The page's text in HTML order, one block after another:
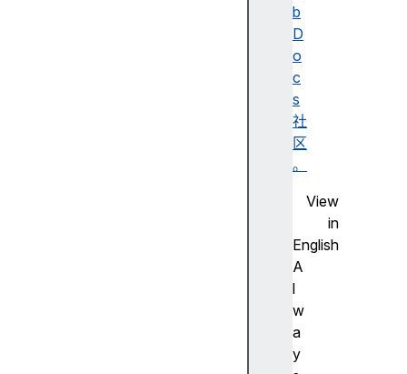
b
D
o
c
s
社
区
。
View
in
English
A
l
w
a
y